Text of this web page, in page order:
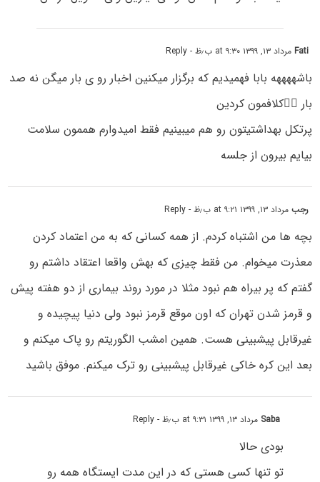
Fatiمرداد ۱۳, ۱۳۹۹ at ۹:۳۰ ب٫ظ - Reply
باشههههه بابا فهمیدیم که برگزار میکنین اخبار رو ی بار میگن نه صد
بار 🤦‍♀️کلافمون کردین
پرتکل بهداشتیتون رو هم میبینیم فقط امیدوارم هممون سلامت
بیایم بیرون از جلسه
رجبمرداد ۱۳, ۱۳۹۹ at ۹:۲۱ ب٫ظ - Reply
بچه ها من اشتباه کردم. از همه کسانی که به من اعتماد کردن
معذرت میخوام. من فقط چیزی که بهش واقعا اعتقاد داشتم رو
گفتم که پر بیراه هم نبود مثلا در مورد روند بیماری از دو هفته پیش
و قرمز شدن تهران که اون موقع قرمز نبود ولی دنیا پیچیده و
غیرقابل پیشبینی هست. همین امشب الگوریتم رو پاک میکنم و
بعد این کره خاکی غیرقابل پیشبینی رو ترک میکنم. موفق باشید
Saba مرداد ۱۳, ۱۳۹۹ at ۹:۳۱ ب٫ظ - Reply
بودی حالا
تو تنها کسی هستی که در این مدت ایستگاه همه رو